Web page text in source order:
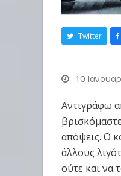
Twitter
10
Αντιγράφω
απόψεις. Ο
άλλους
ούτε και να